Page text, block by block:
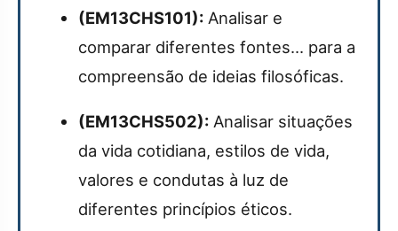
(EM13CHS101): Analisar e
comparar diferentes fontes... para a
compreensão de ideias filosóficas.
(EM13CHS502): Analisar situações
da vida cotidiana, estilos de vida,
valores e condutas à luz de
diferentes princípios éticos.